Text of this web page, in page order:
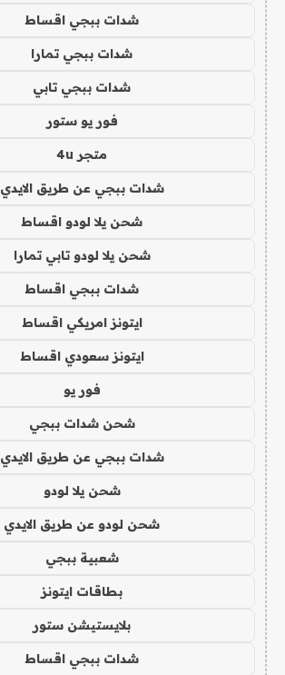
شدات ببجي اقساط
شدات ببجي تمارا
شدات ببجي تابي
فور يو ستور
متجر 4u
شدات ببجي عن طريق الايدي
شحن يلا لودو اقساط
شحن يلا لودو تابي تمارا
شدات ببجي اقساط
ايتونز امريكي اقساط
ايتونز سعودي اقساط
فور يو
شحن شدات ببجي
شدات ببجي عن طريق الايدي
شحن يلا لودو
شحن لودو عن طريق الايدي
شعبية ببجي
بطاقات ايتونز
بلايستيشن ستور
شدات ببجي اقساط